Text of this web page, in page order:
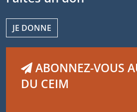
JE DONNE
ABONNEZ-VOUS
DU CEIM